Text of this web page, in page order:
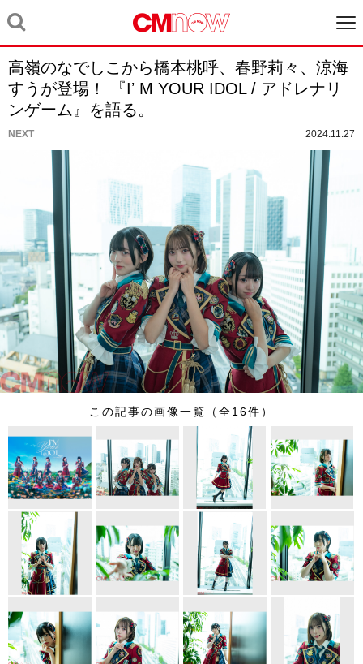
高嶺のなでしこから橋本桃呼、春野莉々、涼海
すうが登場！ 『Iʼ M YOUR IDOL / アドレナリ
ンゲーム』を語る。
NEXT 2024.11.27
この記事の画像一覧（全16件）